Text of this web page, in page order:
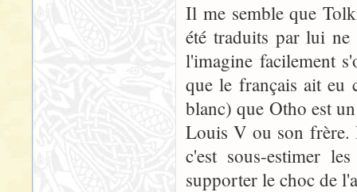
Il me semble que
été traduits par lui ne
l'imagine facilement
que le français ait eu
blanc) que Otho est
Louis V ou son frère.
c'est sous-estimer
supporter le choc de